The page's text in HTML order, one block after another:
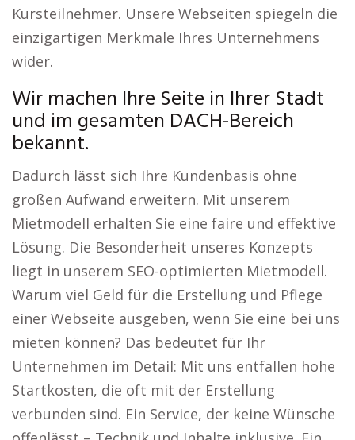
Kursteilnehmer. Unsere Webseiten spiegeln die
einzigartigen Merkmale Ihres Unternehmens
wider.
Wir machen Ihre Seite in Ihrer Stadt
und im gesamten DACH-Bereich
bekannt.
Dadurch lässt sich Ihre Kundenbasis ohne
großen Aufwand erweitern. Mit unserem
Mietmodell erhalten Sie eine faire und effektive
Lösung. Die Besonderheit unseres Konzepts
liegt in unserem SEO-optimierten Mietmodell.
Warum viel Geld für die Erstellung und Pflege
einer Webseite ausgeben, wenn Sie eine bei uns
mieten können? Das bedeutet für Ihr
Unternehmen im Detail: Mit uns entfallen hohe
Startkosten, die oft mit der Erstellung
verbunden sind. Ein Service, der keine Wünsche